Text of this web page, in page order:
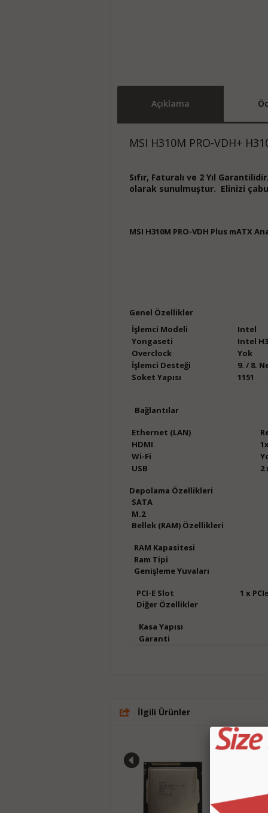
Açıklama
MSI H310M PRO-VDH+
Sıfır, Faturalı ve 2 Yıl
olarak sunulmuştur. Elinizi
MSI H310M PRO-VDH Plus mATX
Genel Özellikler
İşlemci Modeli
Intel
Yongaseti
Intel
Overclock
Yok
İşlemci Desteği
9. / 8.
Soket Yapısı
1151
Ethernet (LAN)
HDMI
Wi-Fi
USB
2
Depolama
SATA
M.2
Bellek (RAM)
RAM Kapasitesi
Ram Tipi
Genişleme
PCI-E Slot
1 x
Diğer Özellikler
Kasa Yapısı
Garanti
İlgili Ürünler